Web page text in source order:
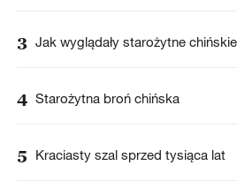
3 Jak wyglądały starożytne
4 Starożytna broń chińska
5 Kraciasty szal sprzed tysiąca lat